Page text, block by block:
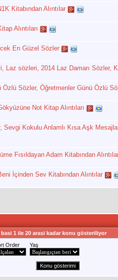
Kitabından Alıntılar
Alıntıları
En Güzel Sözler
Laz sözleri, 2014 Laz Damarı Sözler,
Özlü Sözler, Öğretmenler Günü Özlü
Not Kitap Alıntıları
Sevgi Kokulu Anlamlı Kısa Aşk
Fısıldayan Adam Kitabından
İçinden Sev Kitabından Alıntılar
1 ile 20 arasi kadar konu gösteriliyor
Order Yaş